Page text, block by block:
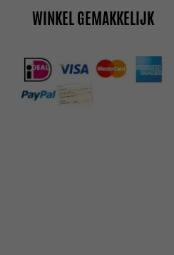
WINKEL GEMAKKELIJK